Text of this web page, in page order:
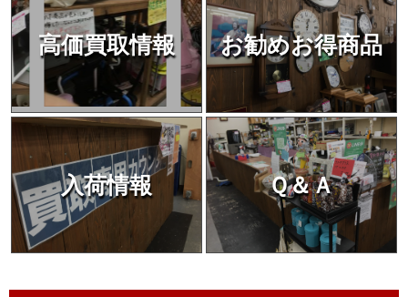
高価買取情報 お勧めお得商品
入荷情報 Ｑ＆Ａ